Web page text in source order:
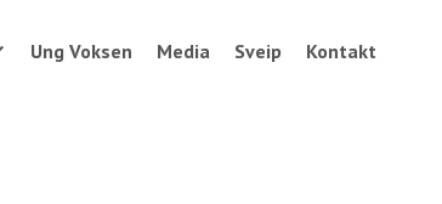
Ung Voksen Media Sveip Kontakt